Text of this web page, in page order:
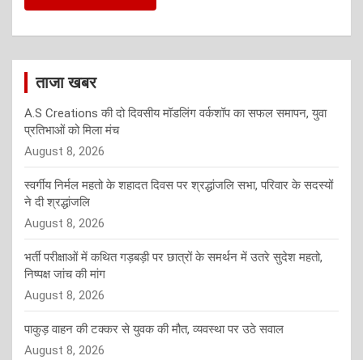
ताजा खबर
A.S Creations की दो दिवसीय मॉडलिंग वर्कशॉप का सफल समापन, युवा
प्रतिभाओं को मिला मंच
August 8, 2026
स्वर्गीय निर्मल महतो के शहादत दिवस पर श्रद्धांजलि सभा, परिवार के सदस्यों
ने दी श्रद्धांजलि
August 8, 2026
भर्ती परीक्षाओं में कथित गड़बड़ी पर छात्रों के समर्थन में उतरे सुदेश महतो,
निष्पक्ष जांच की मांग
August 8, 2026
पाकुड़ वाहन की टक्कर से युवक की मौत, व्यवस्था पर उठे सवाल
August 8, 2026